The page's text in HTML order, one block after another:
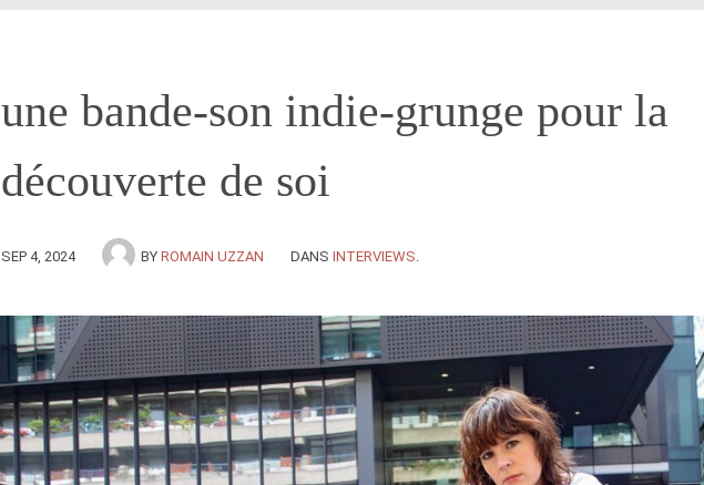
une bande-son indie-grunge pour la
découverte de soi
SEP 4, 2024 BY ROMAIN UZZAN DANS INTERVIEWS